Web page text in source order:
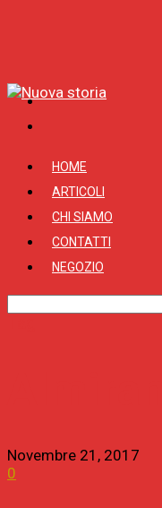
HOME
ARTICOLI
CHI SIAMO
CONTATTI
NEGOZIO
Novembre 21, 2017
0